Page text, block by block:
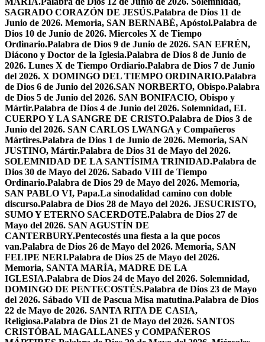
SAGRADO CORAZÓN DE JESÚS.Palabra de Dios 11 de
Junio de 2026. Memoria, SAN BERNABÉ, Apóstol.Palabra de
Dios 10 de Junio de 2026. Miercoles X de Tiempo
Ordinario.Palabra de Dios 9 de Junio de 2026. SAN EFRÉN,
Diácono y Doctor de la Iglesia.Palabra de Dios 8 de Junio de
2026. Lunes X de Tiempo Ordiario.Palabra de Dios 7 de Junio
del 2026. X DOMINGO DEL TIEMPO ORDINARIO.Palabra
de Dios 6 de Junio del 2026.SAN NORBERTO, Obispo.Palabra
de Dios 5 de Junio del 2026. SAN BONIFACIO, Obispo y
Mártir.Palabra de Dios 4 de Junio del 2026. Solemnidad, EL
CUERPO Y LA SANGRE DE CRISTO.Palabra de Dios 3 de
Junio del 2026. SAN CARLOS LWANGA y Compañeros
Mártires.Palabra de Dios 1 de Junio de 2026. Memoria, SAN
JUSTINO, Mártir.Palabra de Dios 31 de Mayo del 2026.
SOLEMNIDAD DE LA SANTÍSIMA TRINIDAD.Palabra de
Dios 30 de Mayo del 2026. Sabado VIII de Tiempo
Ordinario.Palabra de Dios 29 de Mayo del 2026. Memoria,
SAN PABLO VI, Papa.La sinodalidad camino con doble
discurso.Palabra de Dios 28 de Mayo del 2026. JESUCRISTO,
SUMO Y ETERNO SACERDOTE.Palabra de Dios 27 de
Mayo del 2026. SAN AGUSTÍN DE
CANTERBURY.Pentecostés una fiesta a la que pocos
van.Palabra de Dios 26 de Mayo del 2026. Memoria, SAN
FELIPE NERI.Palabra de Dios 25 de Mayo del 2026.
Memoria, SANTA MARÍA, MADRE DE LA
IGLESIA.Palabra de Dios 24 de Mayo del 2026. Solemnidad,
DOMINGO DE PENTECOSTÉS.Palabra de Dios 23 de Mayo
del 2026. Sábado VII de Pascua Misa matutina.Palabra de Dios
22 de Mayo de 2026. SANTA RITA DE CASIA,
Religiosa.Palabra de Dios 21 de Mayo del 2026. SANTOS
CRISTÓBAL MAGALLANES y COMPAÑEROS